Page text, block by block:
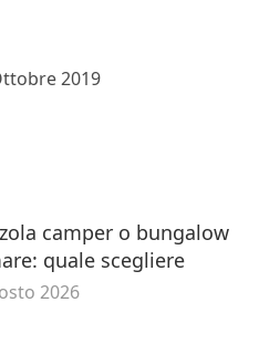
2019
camper o bungalow
quale scegliere
2026